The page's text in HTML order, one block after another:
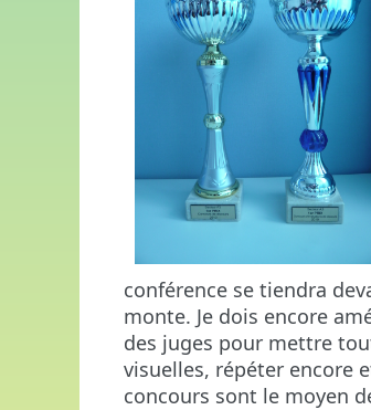
conférence se tiendra
monte. Je dois encore
des juges pour mettre
visuelles, répéter encore
concours sont le moyen